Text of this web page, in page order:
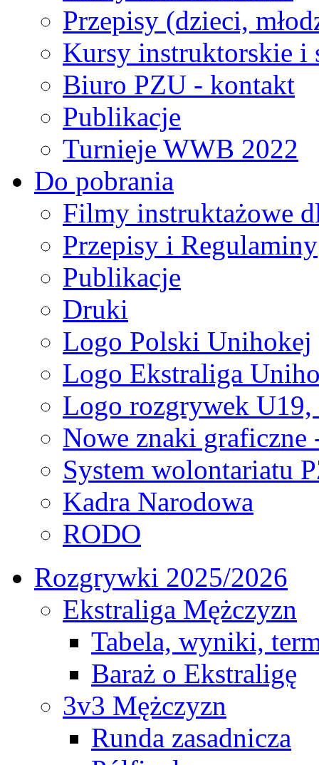
Przepisy (dzieci,
Kursy instruktorskie i
Biuro PZU - kontakt
Publikacje
Turnieje WWB 2022
Do pobrania
Filmy instruktażowe
Przepisy i Regulaminy
Publikacje
Druki
Logo Polski Unihokej
Logo Ekstraliga
Logo rozgrywek
Nowe znaki graficzne
System wolontariatu
Kadra Narodowa
RODO
Rozgrywki 2025/2026
Ekstraliga Mężczyzn
Tabela, wyniki,
Baraż o Ekstraligę
3v3 Mężczyzn
Runda zasadnicza